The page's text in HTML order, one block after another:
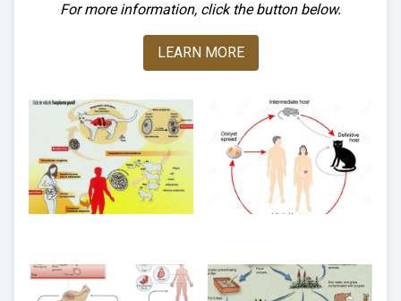
For more information, click the button below.
LEARN MORE